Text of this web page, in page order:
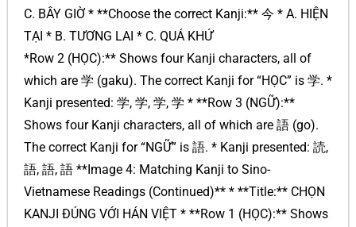
C. BÂY GIỜ * **Choose the correct Kanji:** 今 * A. HIỆN
TẠI * B. TƯƠNG LAI * C. QUÁ KHỨ
*Row 2 (HỌC):** Shows four Kanji characters, all of
which are 学 (gaku). The correct Kanji for “HỌC” is 学. *
Kanji presented: 学, 学, 学, 学 * **Row 3 (NGỮ):**
Shows four Kanji characters, all of which are 語 (go).
The correct Kanji for “NGỮ” is 語. * Kanji presented: 読,
語, 語, 語 **Image 4: Matching Kanji to Sino-
Vietnamese Readings (Continued)** * **Title:** CHỌN
KANJI ĐÚNG VỚI HÁN VIỆT * **Row 1 (HỌC):** Shows